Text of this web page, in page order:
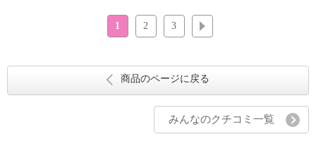
1 2 3
商品のページに戻る
みんなのクチコミ一覧